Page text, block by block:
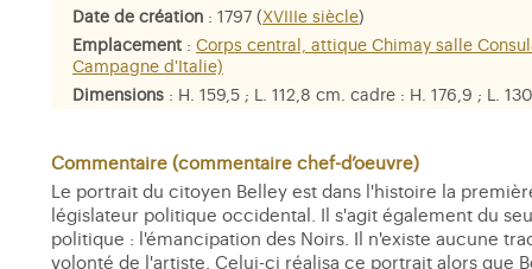
Date de création : 1797 ( XVIIIe siècle)
Emplacement : Corps central, attique Chimay salle
Campagne d'Italie)
Dimensions : H. 159,5 ; L. 112,8 cm. cadre : H. 176,9 ; L.
Matière et technique
: huile sur toile
Personne représentée: Jean-Baptiste Belley dit Mars
Guillaume-Thomas Raynal
Commentaire (commentaire chef-d’oeuvre)
Le portrait du citoyen Belley est dans l'histoire la
législateur politique occidental. Il s'agit également du
politique : l'émancipation des Noirs. Il n'existe aucune
volonté de l'artiste. Celui-ci réalisa ce portrait alors que